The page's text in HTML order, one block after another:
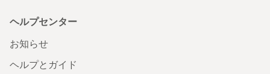
ヘルプセンター
お知らせ
ヘルプとガイド